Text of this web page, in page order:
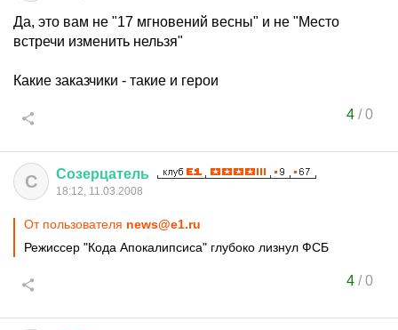
Да, это вам не "17 мгновений весны" и не "Место
встречи изменить нельзя"
Какие заказчики - такие и герои
4/0
С Созерцатель
18:12, 11.03.2008
От пользователя news@e1.ru
Режиссер "Кода Апокалипсиса" глубоко лизнул ФСБ
4/0